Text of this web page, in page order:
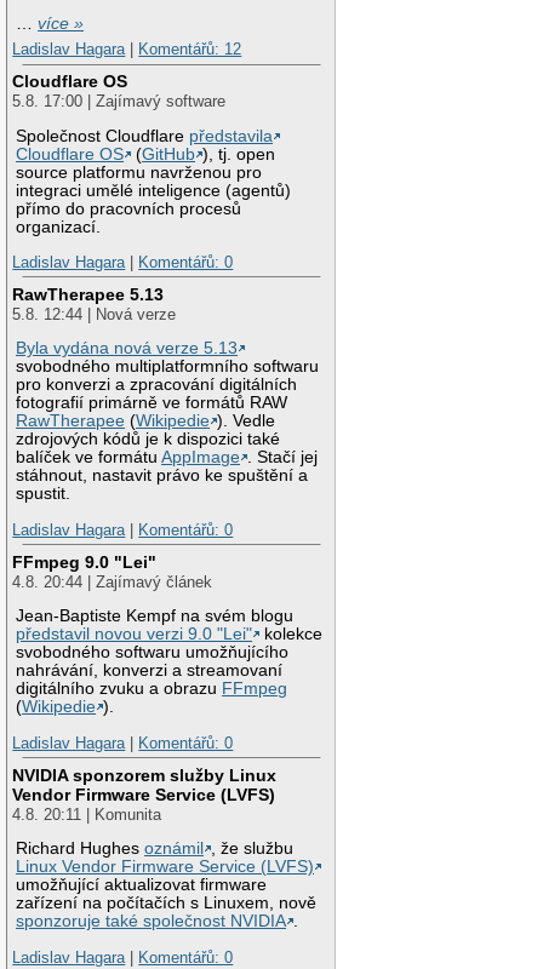
…více »
Ladislav Hagara| Komentářů: 12
Cloudflare OS
5.8. 17:00 | Zajímavý software
Společnost Cloudflare představila
Cloudflare OS
(GitHub ), tj. open
source platformu navrženou pro
integraci umělé inteligence (agentů)
přímo do pracovních procesů
organizací.
Ladislav Hagara| Komentářů: 0
RawTherapee 5.13
5.8. 12:44 | Nová verze
Byla vydána nová verze 5.13
svobodného multiplatformního softwaru
pro konverzi a zpracování digitálních
fotografií primárně ve formátů RAW
RawTherapee (Wikipedie ). Vedle
zdrojových kódů je k dispozici také
balíček ve formátuAppImage . Stačí jej
stáhnout, nastavit právo ke spuštění a
spustit.
Ladislav Hagara| Komentářů: 0
FFmpeg 9.0 "Lei"
4.8. 20:44 | Zajímavý článek
Jean-Baptiste Kempf na svém blogu
představil novou verzi 9.0 "Lei"
kolekce
svobodného softwaru umožňujícího
nahrávání, konverzi a streamovaní
digitálního zvuku a obrazu FFmpeg
(Wikipedie ).
Ladislav Hagara| Komentářů: 0
NVIDIA sponzorem služby Linux
Vendor Firmware Service (LVFS)
4.8. 20:11 | Komunita
Richard Hughesoznámil
, že službu
Linux Vendor Firmware Service (LVFS)
umožňující aktualizovat firmware
zařízení na počítačích s Linuxem, nově
sponzoruje také společnost NVIDIA .
Ladislav Hagara| Komentářů: 0